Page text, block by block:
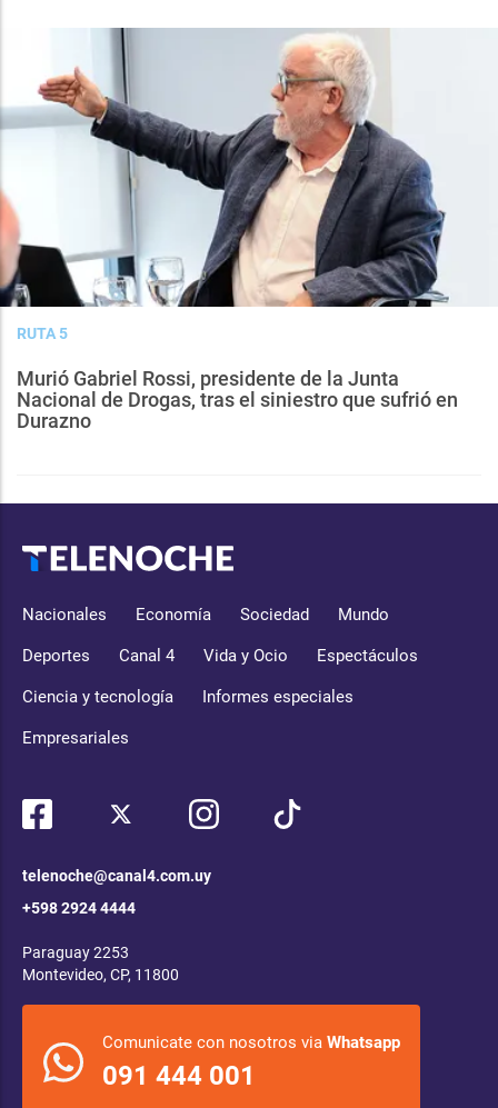
RUTA 5
Murió Gabriel Rossi, presidente de la Junta
Nacional de Drogas, tras el siniestro que sufrió en
Durazno
Nacionales Economía Sociedad Mundo
Deportes Canal 4 Vida y Ocio Espectáculos
Ciencia y tecnología Informes especiales
Empresariales
telenoche@canal4.com.uy
+598 2924 4444
Paraguay 2253
Montevideo, CP, 11800
Comunicate con nosotros via Whatsapp
091 444 001